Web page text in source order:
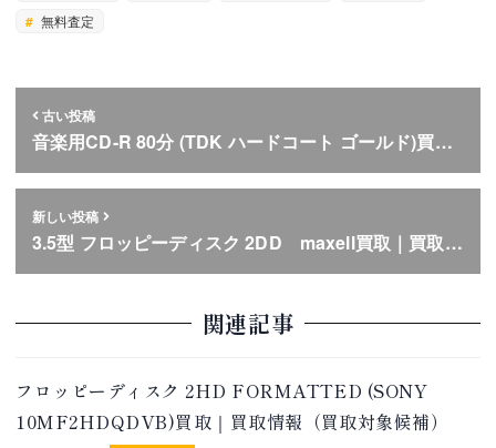
無料査定
古い投稿
音楽用CD-R 80分 (TDK ハードコート ゴールド)買…
新しい投稿
3.5型 フロッピーディスク 2DD maxell買取｜買取…
関連記事
フロッピーディスク 2HD FORMATTED (SONY
10MF2HDQDVB)買取｜買取情報（買取対象候補）